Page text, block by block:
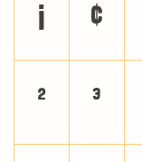
¡ ¢
² ³